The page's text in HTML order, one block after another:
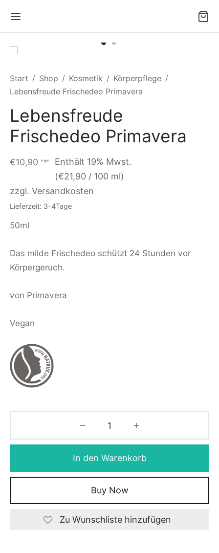
Start / Shop / Kosmetik / Körperpflege /
Lebensfreude Frischedeo Primavera
Lebensfreude
Frischedeo Primavera
€10,90 "*"
Enthält 19% Mwst.
(€21,90 / 100 ml)
zzgl. Versandkosten
Lieferzeit: 3-4Tage
50ml
Das milde Frischedeo schützt 24 Stunden vor
Körpergeruch.
von Primavera
Vegan
In den Warenkorb
Buy Now
Zu Wunschliste hinzufügen